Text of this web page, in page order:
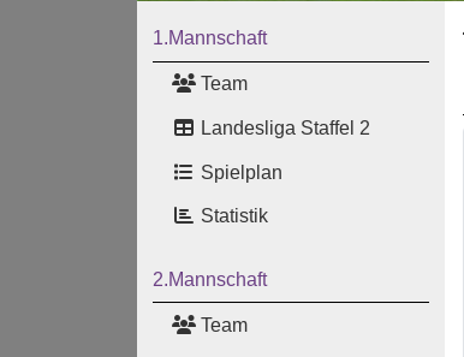
1.Mannschaft
Team
Landesliga Staffel 2
Spielplan
Statistik
2.Mannschaft
Team